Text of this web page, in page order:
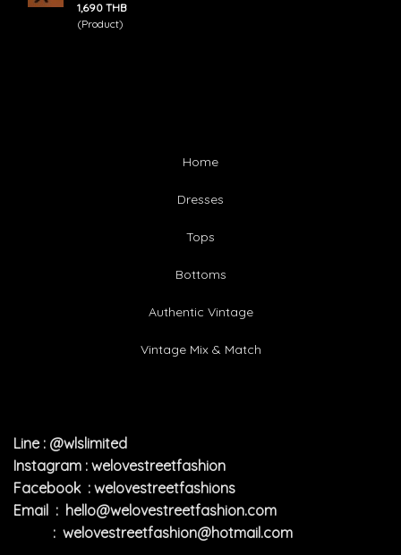
1,690 THB
(Product)
Home
Dresses
Tops
Bottoms
Authentic Vintage
Vintage Mix & Match
Line : @wlslimited
Instagram : welovestreetfashion
Facebook : welovestreetfashions
Email : hello@welovestreetfashion.com
: welovestreetfashion@hotmail.com